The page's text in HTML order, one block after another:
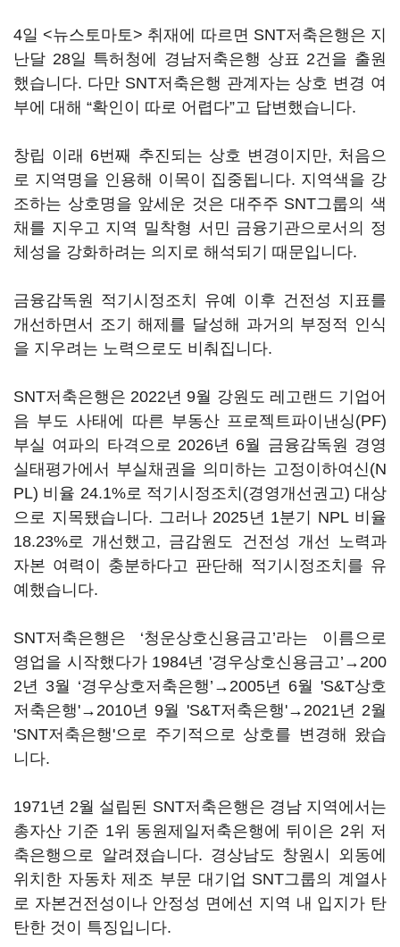
4일 <뉴스토마토> 취재에 따르면 SNT저축은행은 지
난달 28일 특허청에 경남저축은행 상표 2건을 출원
했습니다. 다만 SNT저축은행 관계자는 상호 변경 여
부에 대해 “확인이 따로 어렵다”고 답변했습니다.
창립 이래 6번째 추진되는 상호 변경이지만, 처음으
로 지역명을 인용해 이목이 집중됩니다. 지역색을 강
조하는 상호명을 앞세운 것은 대주주 SNT그룹의 색
채를 지우고 지역 밀착형 서민 금융기관으로서의 정
체성을 강화하려는 의지로 해석되기 때문입니다.
금융감독원 적기시정조치 유예 이후 건전성 지표를
개선하면서 조기 해제를 달성해 과거의 부정적 인식
을 지우려는 노력으로도 비춰집니다.
SNT저축은행은 2022년 9월 강원도 레고랜드 기업어
음 부도 사태에 따른 부동산 프로젝트파이낸싱(PF)
부실 여파의 타격으로 2026년 6월 금융감독원 경영
실태평가에서 부실채권을 의미하는 고정이하여신(N
PL) 비율 24.1%로 적기시정조치(경영개선권고) 대상
으로 지목됐습니다. 그러나 2025년 1분기 NPL 비율
18.23%로 개선했고, 금감원도 건전성 개선 노력과
자본 여력이 충분하다고 판단해 적기시정조치를 유
예했습니다.
SNT저축은행은 ‘청운상호신용금고’라는 이름으로
영업을 시작했다가 1984년 '경우상호신용금고’→200
2년 3월 ‘경우상호저축은행’→2005년 6월 'S&T상호
저축은행'→2010년 9월 'S&T저축은행'→2021년 2월
'SNT저축은행'으로 주기적으로 상호를 변경해 왔습
니다.
1971년 2월 설립된 SNT저축은행은 경남 지역에서는
총자산 기준 1위 동원제일저축은행에 뒤이은 2위 저
축은행으로 알려졌습니다. 경상남도 창원시 외동에
위치한 자동차 제조 부문 대기업 SNT그룹의 계열사
로 자본건전성이나 안정성 면에선 지역 내 입지가 탄
탄한 것이 특징입니다.